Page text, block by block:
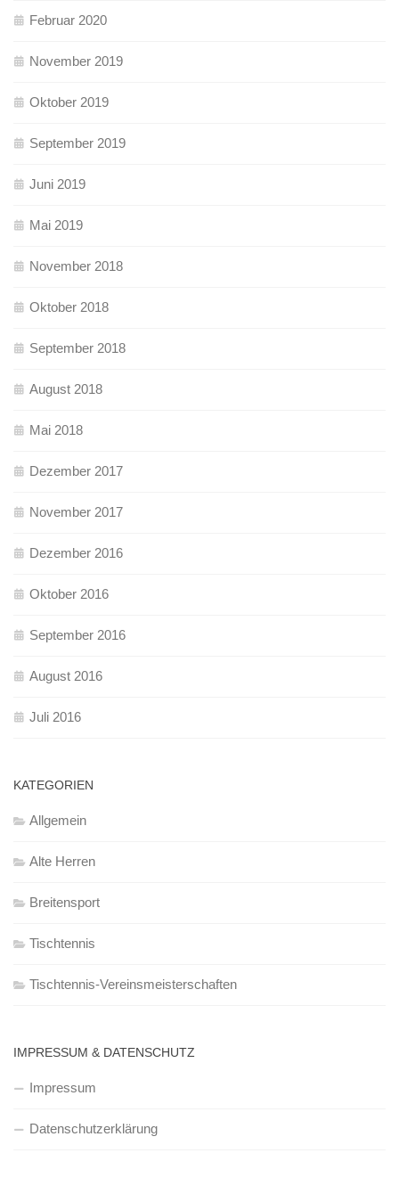
Februar 2020
November 2019
Oktober 2019
September 2019
Juni 2019
Mai 2019
November 2018
Oktober 2018
September 2018
August 2018
Mai 2018
Dezember 2017
November 2017
Dezember 2016
Oktober 2016
September 2016
August 2016
Juli 2016
KATEGORIEN
Allgemein
Alte Herren
Breitensport
Tischtennis
Tischtennis-Vereinsmeisterschaften
IMPRESSUM & DATENSCHUTZ
Impressum
Datenschutzerklärung